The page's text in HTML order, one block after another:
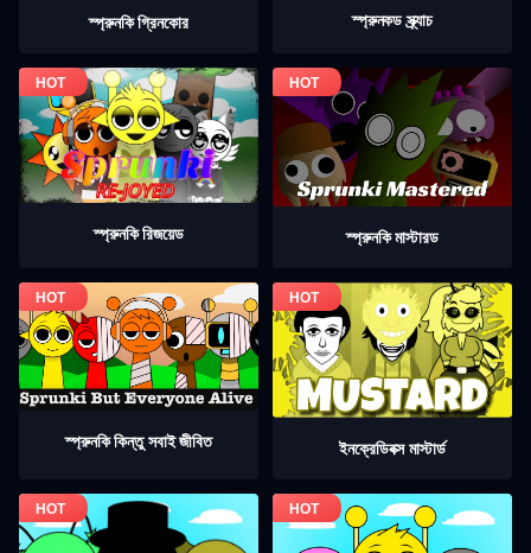
স্প্রুনকি গ্রিনকোর স্প্রুনকড স্ক্র্যাচ
স্প্রুনকি রিজয়েড স্প্রুনকি মাস্টারড
স্প্রুনকি কিন্তু সবাই জীবিত ইনক্রেডিবক্স মাস্টার্ড